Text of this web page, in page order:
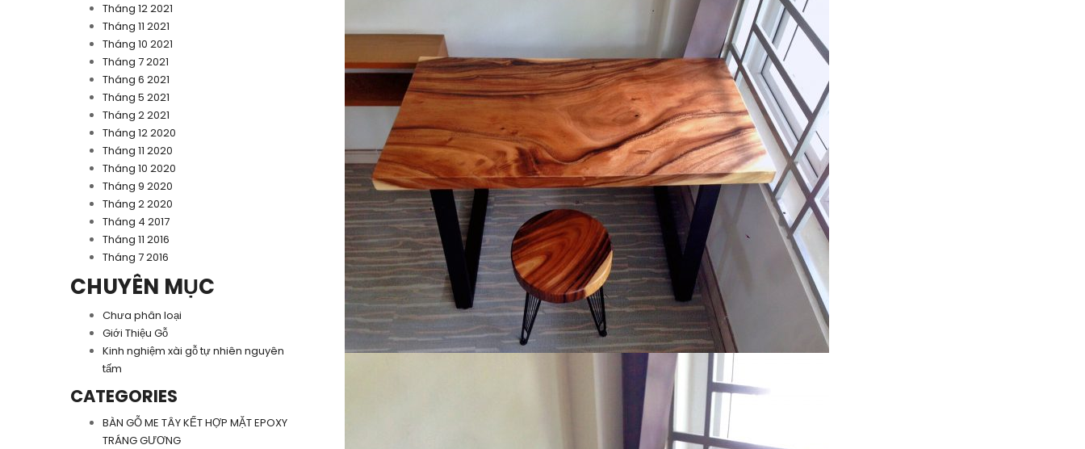
Tháng 12 2021
Tháng 11 2021
Tháng 10 2021
Tháng 7 2021
Tháng 6 2021
Tháng 5 2021
Tháng 2 2021
Tháng 12 2020
Tháng 11 2020
Tháng 10 2020
Tháng 9 2020
Tháng 2 2020
Tháng 4 2017
Tháng 11 2016
Tháng 7 2016
CHUYÊN MỤC
Chưa phân loại
Giới Thiệu Gỗ
Kinh nghiệm xài gỗ tự nhiên nguyên
tấm
CATEGORIES
BÀN GỖ ME TÂY KẾT HỢP MẶT EPOXY
TRÁNG GƯƠNG